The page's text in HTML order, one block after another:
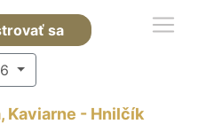
sa
Kaviarne - Hnilčík